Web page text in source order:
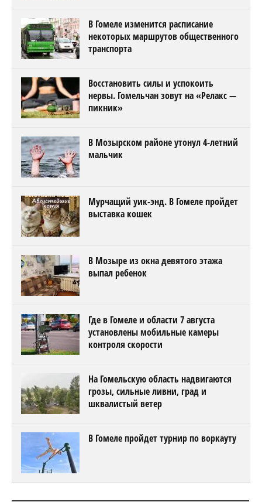
В Гомеле изменится расписание
некоторых маршрутов общественного
транспорта
Восстановить силы и успокоить
нервы. Гомельчан зовут на «Релакс —
пикник»
В Мозырском районе утонул 4-летний
мальчик
Мурчащий уик-энд. В Гомеле пройдет
выставка кошек
В Мозыре из окна девятого этажа
выпал ребенок
Где в Гомеле и области 7 августа
установлены мобильные камеры
контроля скорости
На Гомельскую область надвигаются
грозы, сильные ливни, град и
шквалистый ветер
В Гомеле пройдет турнир по воркауту